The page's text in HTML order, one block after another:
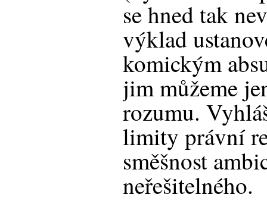
se hned tak
výklad
komickým
jim můžeme
rozumu.
limity právní
směšnost
neřešitelného.